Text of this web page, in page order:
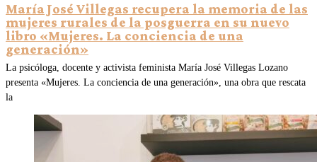
María José Villegas recupera la memoria de las
mujeres rurales de la posguerra en su nuevo
libro «Mujeres. La conciencia de una
generación»
La psicóloga, docente y activista feminista María José Villegas Lozano
presenta «Mujeres. La conciencia de una generación», una obra que rescata
la